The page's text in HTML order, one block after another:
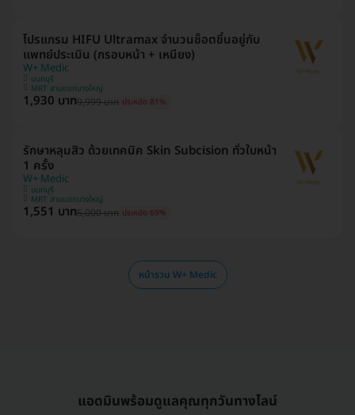
โปรแกรม HIFU Ultramax จำนวนช็อตขึ้นอยู่กับ
แพทย์ประเมิน (กรอบหน้า + เหนียง)
W+ Medic
นนทบุรี
MRT สามแยกบางใหญ่
1,930 บาท9,999 บาท ประหยัด 81%
รักษาหลุมสิว ด้วยเทคนิค Skin Subcision ทั่วใบหน้า
1 ครั้ง
W+ Medic
นนทบุรี
MRT สามแยกบางใหญ่
1,551 บาท5,000 บาท ประหยัด 69%
หน้ารวม W+ Medic
แอดมินพร้อมดูแลคุณทุกวันทางไลน์